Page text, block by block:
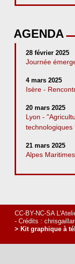
AGENDA
28 février 2025
Journée
4 mars 2025
Isère -
20 mars 2025
Lyon -
technologiques
21 mars 2025
Alpes
CC-BY-NC-SA
- Crédits :
> Kit graphique à